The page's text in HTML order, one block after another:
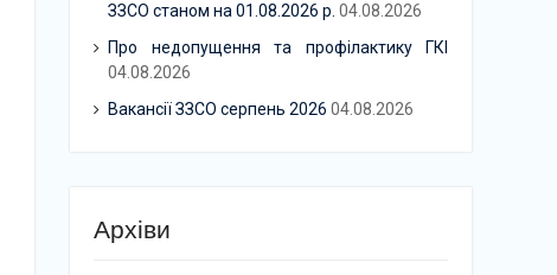
ЗЗСО станом на 01.08.2026 р. 04.08.2026
Про недопущення та профілактику ГКІ
04.08.2026
Вакансії ЗЗСО серпень 2026 04.08.2026
Архіви